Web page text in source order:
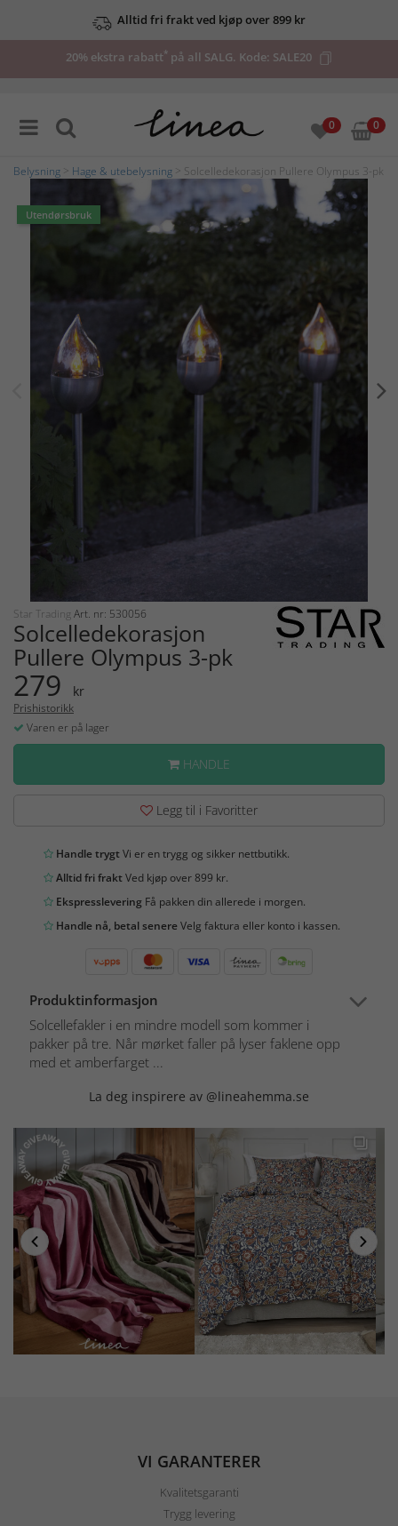
Alltid fri frakt ved kjøp over 899 kr
20% ekstra rabatt* på all SALG. Kode: SALE20
0 0
Belysning Hage & utebelysning > Solcelledekorasjon Pullere Olympus 3-pk
Utendørsbruk
Star Trading Art. nr: 530056
Solcelledekorasjon
Pullere Olympus 3-pk
279 kr
Prishistorikk
Varen er på lager
HANDLE
Legg til i Favoritter
Handle trygtVi er en trygg og sikker nettbutikk.
Alltid fri fraktVed kjøp over 899 kr.
Ekspresslevering Få pakken din allerede i morgen.
Handle nå, betal senereVelg faktura eller konto i kassen.
Produktinformasjon
Solcellefakler i en mindre modell som kommer i
pakker på tre. Når mørket faller på lyser faklene opp
med et amberfarget ...
La deg inspirere av @lineahemma.se
VI GARANTERER
Kvalitetsgaranti
Trygg levering